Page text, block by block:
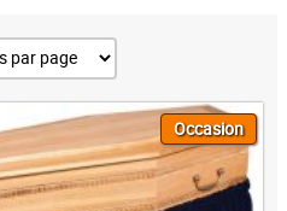
Occasion